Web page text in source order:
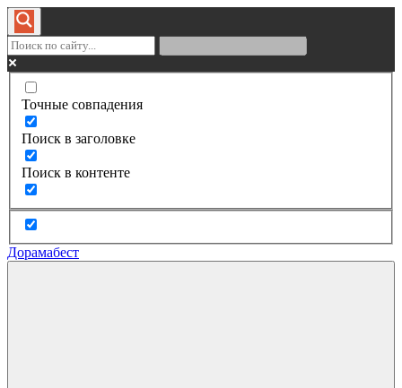
Точные совпадения
Поиск в заголовке
Поиск в контенте
Дорамабест